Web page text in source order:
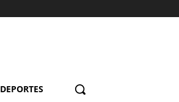
DEPORTES